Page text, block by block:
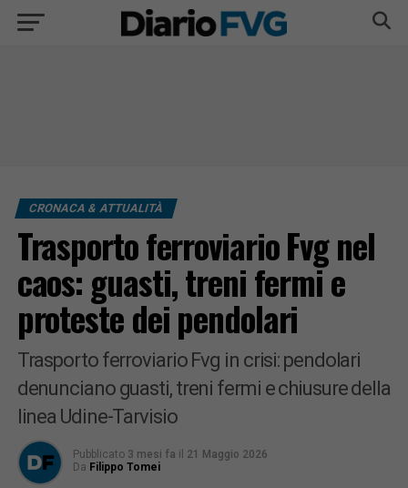
CRONACA & ATTUALITÀ
Trasporto ferroviario Fvg nel
caos: guasti, treni fermi e
proteste dei pendolari
Trasporto ferroviario Fvg in crisi: pendolari
denunciano guasti, treni fermi e chiusure della
linea Udine-Tarvisio
Pubblicato 3 mesi fa il 21 Maggio 2026
Da Filippo Tomei